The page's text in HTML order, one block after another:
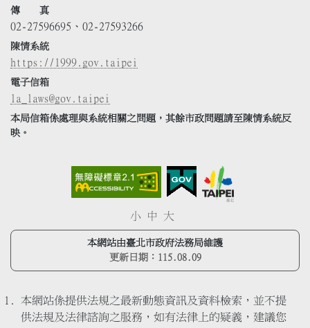
傳 真
02-27596695、02-27593266
陳情系統
https://1999.gov.taipei
電子信箱
la_laws@gov.taipei
本局信箱係處理與系統相關之問題，其餘市政問題請至陳情系統反
映。
小 中 大
本網站由臺北市政府法務局維護
更新日期： 115.08.09
本網站係提供法規之最新動態資訊及資料檢索，並不提
供法規及法律諮詢之服務，如有法律上的疑義，建議您